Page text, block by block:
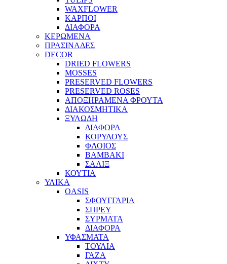
WAXFLOWER
ΚΑΡΠΟΙ
ΔΙΑΦΟΡΑ
ΚΕΡΩΜΕΝΑ
ΠΡΑΣΙΝΑΔΕΣ
DECOR
DRIED FLOWERS
MOSSES
PRESERVED FLOWERS
PRESERVED ROSES
ΑΠΟΞΗΡΑΜΕΝΑ ΦΡΟΥΤΑ
ΔΙΑΚΟΣΜΗΤΙΚΑ
ΞΥΛΩΔΗ
ΔΙΑΦΟΡΑ
ΚΟΡΥΛΟΥΣ
ΦΛΟΙΟΣ
ΒΑΜΒΑΚΙ
ΣΑΛΙΞ
ΚΟΥΤΙΑ
ΥΛΙΚΑ
OASIS
ΣΦΟΥΓΓΑΡΙΑ
ΣΠΡΕΥ
ΣΥΡΜΑΤΑ
ΔΙΑΦΟΡΑ
ΥΦΑΣΜΑΤΑ
ΤΟΥΛΙΑ
ΓΑΖΑ